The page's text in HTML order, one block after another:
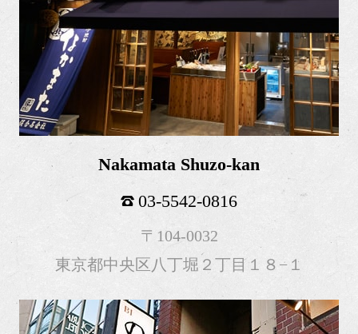
Nakamata Shuzo-kan
03-5542-0816
〒104-0032
東京都中央区八丁堀２丁目１８−１